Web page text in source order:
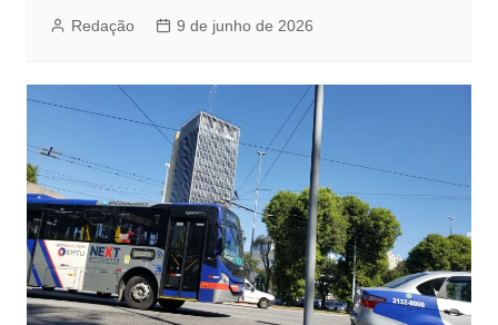
Redação 9 de junho de 2026